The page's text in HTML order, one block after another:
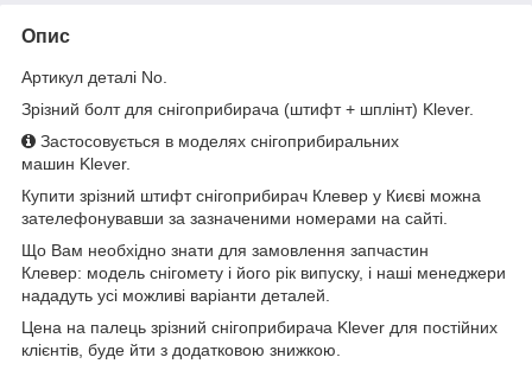
Опис
Артикул деталі No.
Зрізний болт для снігоприбирача (штифт + шплінт) Klever.
Застосовується в моделях снігоприбиральних
машин Klever.
Купити зрізний штифт снігоприбирач Клевер у Києві можна
зателефонувавши за зазначеними номерами на сайті.
Що Вам необхідно знати для замовлення запчастин
Клевер: модель снігомету і його рік випуску, і наші менеджери
нададуть усі можливі варіанти деталей.
Цена на палець зрізний снігоприбирача Klever для постійних
клієнтів, буде йти з додатковою знижкою.